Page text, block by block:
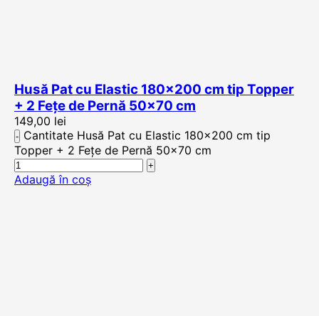
Husă Pat cu Elastic 180×200 cm tip Topper
+ 2 Fețe de Pernă 50×70 cm
149,00 lei
Cantitate Husă Pat cu Elastic 180x200 cm tip
Topper + 2 Fețe de Pernă 50x70 cm
Adaugă în coș